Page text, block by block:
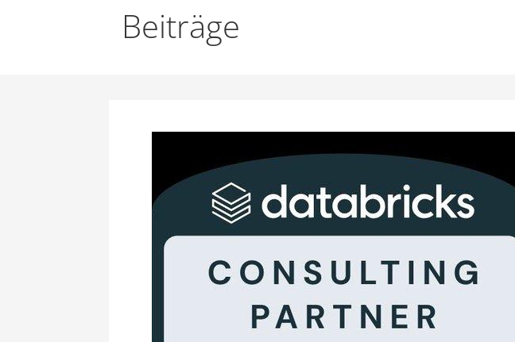
Beiträge